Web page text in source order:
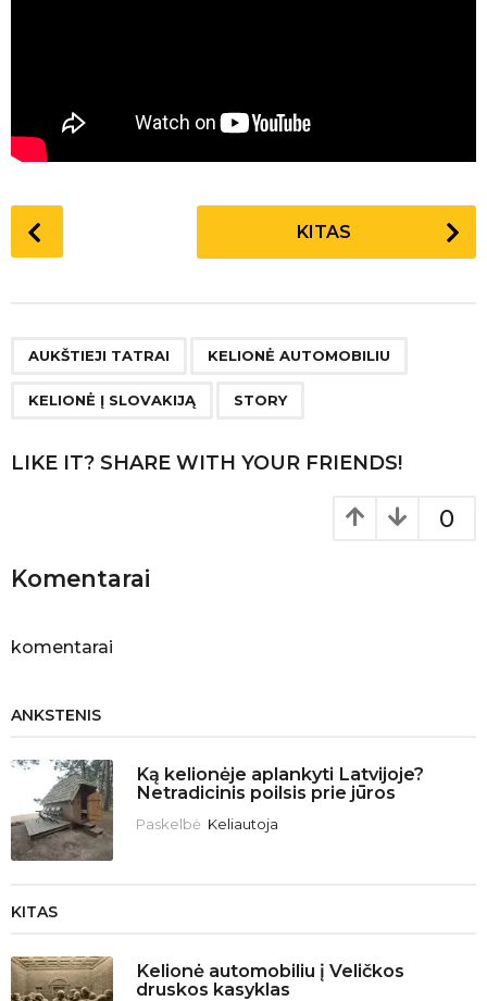
o
a
n
KITAS
AUKŠTIEJI TATRAI KELIONĖ AUTOMOBILIU
KELIONĖ Į SLOVAKIJĄ STORY
LIKE IT? SHARE WITH YOUR FRIENDS!
0
Komentarai
komentarai
ANKSTENIS
Ką kelionėje aplankyti Latvijoje?
Netradicinis poilsis prie jūros
Paskelbė Keliautoja
KITAS
Kelionė automobiliu į Veličkos
druskos kasyklas